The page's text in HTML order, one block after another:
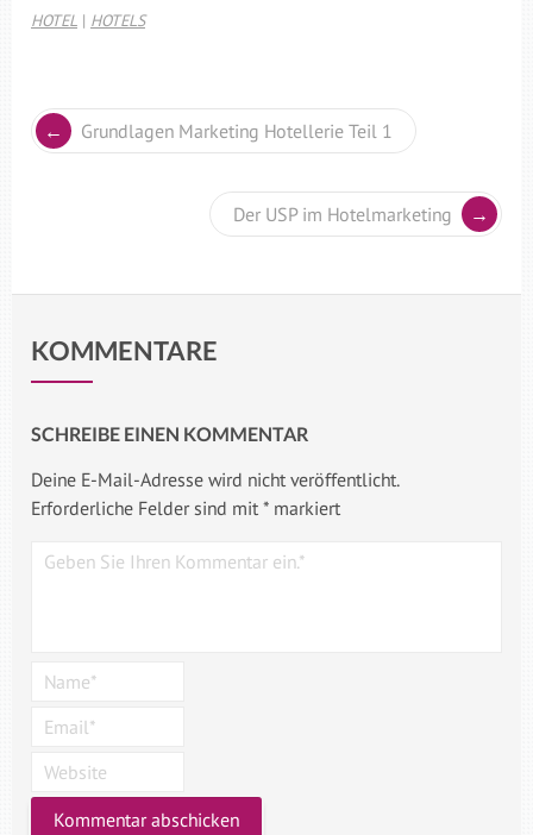
HOTEL | HOTELS
Grundlagen Marketing Hotellerie Teil 1
Der USP im Hotelmarketing
KOMMENTARE
SCHREIBE EINEN KOMMENTAR
Deine E-Mail-Adresse wird nicht veröffentlicht.
Erforderliche Felder sind mit * markiert